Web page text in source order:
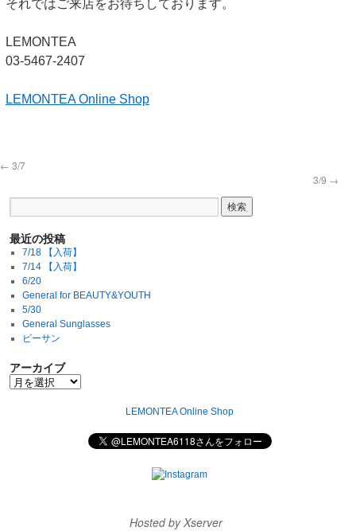
それではご来店をお待ちしております。
LEMONTEA
03-5467-2407
LEMONTEA Online Shop
← 3/7
3/9 →
最近の投稿
7/18 【入荷】
7/14 【入荷】
6/20
General for BEAUTY&YOUTH
5/30
General Sunglasses
ビーサン
アーカイブ
LEMONTEA Online Shop
Hosted by Xserver